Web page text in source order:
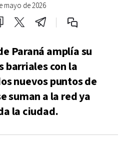
mayo de 2026
Paraná amplía su
barriales con la
nuevos puntos de
suman a la red ya
la ciudad.